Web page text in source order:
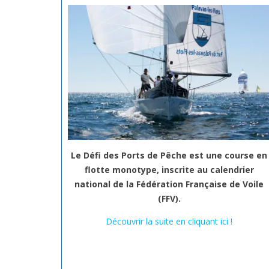
Le Défi des Ports de Pêche est une course en
flotte monotype, inscrite au calendrier
national de la Fédération Française de Voile
(FFV).
Découvrir la suite en cliquant ici !